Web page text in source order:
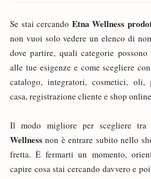
Se stai cercando Etna Wellness
non vuoi solo vedere un elenco di
dove partire, quali categorie
alle tue esigenze e come scegliere
catalogo, integratori, cosmetici, oli,
casa, registrazione cliente e shop
Il modo migliore per scegliere
Wellness non è entrare subito nello
fretta. È fermarti un momento,
capire cosa stai cercando davvero e